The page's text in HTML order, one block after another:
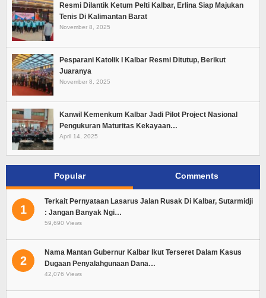
Resmi Dilantik Ketum Pelti Kalbar, Erlina Siap Majukan
Tenis Di Kalimantan Barat
November 8, 2025
Pesparani Katolik I Kalbar Resmi Ditutup, Berikut
Juaranya
November 8, 2025
Kanwil Kemenkum Kalbar Jadi Pilot Project Nasional
Pengukuran Maturitas Kekayaan…
April 14, 2025
Popular Comments
1
Terkait Pernyataan Lasarus Jalan Rusak Di Kalbar, Sutarmidji
: Jangan Banyak Ngi…
59,690 Views
2
Nama Mantan Gubernur Kalbar Ikut Terseret Dalam Kasus
Dugaan Penyalahgunaan Dana…
42,076 Views